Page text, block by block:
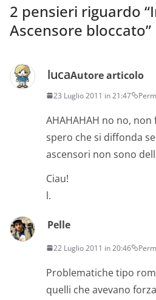
2 pensieri riguardo “
Ascensore bloccato”
lucaAutore articolo
23 Luglio 2011 in 21:47
AHAHAHAH no no,
spero che si diffonda
ascensori non sono
Ciau!
l.
Pelle
22 Luglio 2011 in 20:46
Problematiche tipo
quelli che avevano